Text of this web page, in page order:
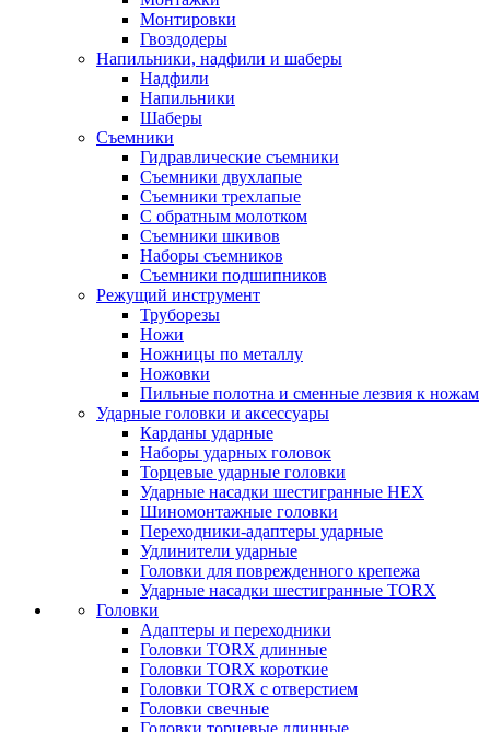
Монтировки
Гвоздодеры
Напильники, надфили и шаберы
Надфили
Напильники
Шаберы
Съемники
Гидравлические съемники
Съемники двухлапые
Съемники трехлапые
С обратным молотком
Съемники шкивов
Наборы съемников
Съемники подшипников
Режущий инструмент
Труборезы
Ножи
Ножницы по металлу
Ножовки
Пильные полотна и сменные лезвия к ножам
Ударные головки и аксессуары
Карданы ударные
Наборы ударных головок
Торцевые ударные головки
Ударные насадки шестигранные HEX
Шиномонтажные головки
Переходники-адаптеры ударные
Удлинители ударные
Головки для поврежденного крепежа
Ударные насадки шестигранные TORX
Головки
Адаптеры и переходники
Головки TORX длинные
Головки TORX короткие
Головки TORX с отверстием
Головки свечные
Головки торцевые длинные